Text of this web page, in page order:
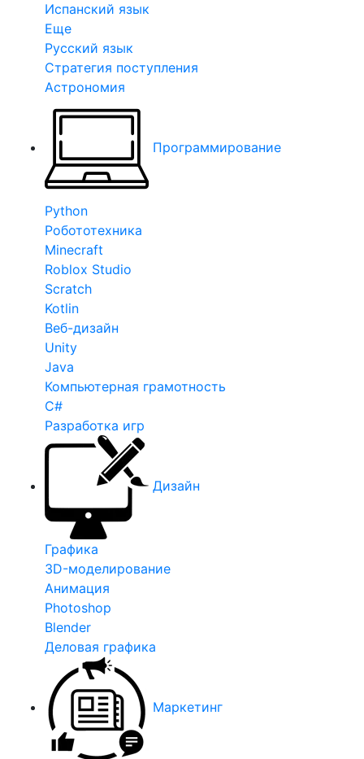
Испанский язык
Еще
Русский язык
Стратегия поступления
Астрономия
Программирование
Python
Робототехника
Minecraft
Roblox Studio
Scratch
Kotlin
Веб-дизайн
Unity
Java
Компьютерная грамотность
C#
Разработка игр
Дизайн
Графика
3D-моделирование
Анимация
Photoshop
Blender
Деловая графика
Маркетинг